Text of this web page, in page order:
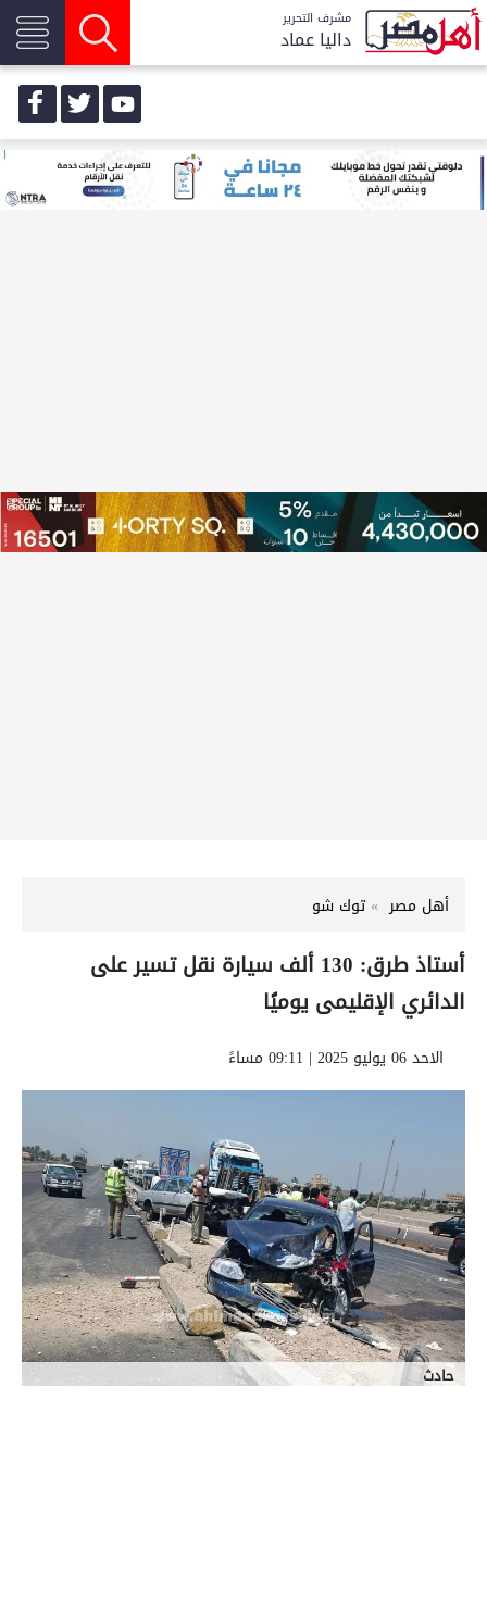
مشرف التحرير
داليا عماد
أهل مصر توك شو
أستاذ طرق: 130 ألف سيارة نقل تسير على
الدائري الإقليمى يوميًا
الاحد 06 يوليو 2025 | 09:11 مساءً
حادث